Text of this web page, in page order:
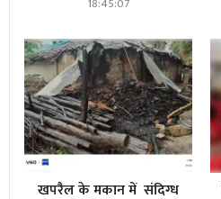
18:45:07
खपरैल के मकान में संदिग्ध